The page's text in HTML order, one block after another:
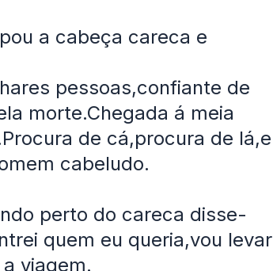
a cabeça careca e
pessoas,confiante de
morte.Chegada á meia
de cá,procura de lá,e
cabeludo.
perto do careca disse-
quem eu queria,vou levar
viagem.